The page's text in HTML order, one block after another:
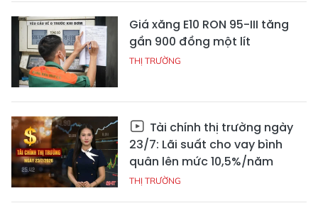
Giá xăng E10 RON 95-III tăng
gần 900 đồng một lít
THỊ TRƯỜNG
Tài chính thị trường ngày
23/7: Lãi suất cho vay bình
quân lên mức 10,5%/năm
THỊ TRƯỜNG